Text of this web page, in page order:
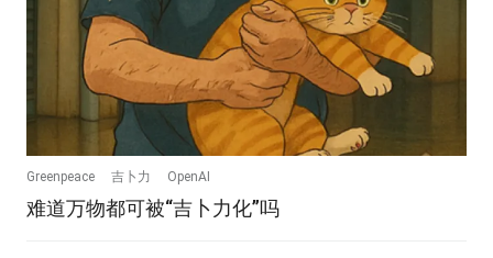
Greenpeace 吉卜力 OpenAI
难道万物都可被“吉卜力化”吗